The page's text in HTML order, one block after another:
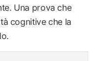
Una prova che
cognitive che la